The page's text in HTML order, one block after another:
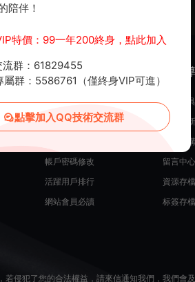
服務支持
在線開通會員
源碼投稿發布
帳戶密碼修改
活躍用戶排行
網站會員必讀
熱門
常用工具
最近更新
源碼團購
留言中心
資源存檔
标簽存檔
侵犯了您的合法權益，請來信通知我們，我們會
陪伴！
特價：99一年200終身，點此加入
流群：61829455
屬群：5586761（僅終身VIP可進）
點擊加入QQ技術交流群